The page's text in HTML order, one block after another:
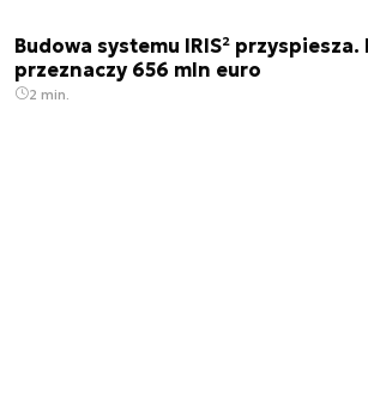
Budowa systemu IRIS² przyspiesza.
przeznaczy 656 mln euro
2 min.